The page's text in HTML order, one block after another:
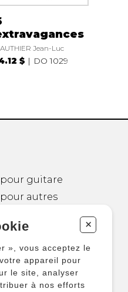
Jean-Luc
$ DO 1029
guitare
autres
pour
+
», vous acceptez le
appareil pour
le site, analyser
à nos efforts